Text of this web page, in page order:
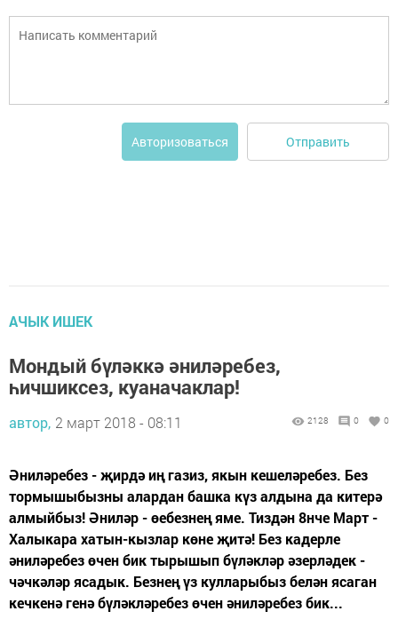
Авторизоваться Отправить
АЧЫК ИШЕК
Мондый бүләккә әниләребез,
һичшиксез, куаначаклар!
автор, 2 март 2018 - 08:11 2128 0 0
Әниләребез - җирдә иң газиз, якын кешеләребез. Без
тормышыбызны алардан башка күз алдына да китерә
алмыйбыз! Әниләр - өебезнең яме. Тиздән 8нче Март -
Халыкара хатын-кызлар көне җитә! Без кадерле
әниләребез өчен бик тырышып бүләкләр әзерләдек -
чәчкәләр ясадык. Безнең үз кулларыбыз белән ясаган
кечкенә генә бүләкләребез өчен әниләребез бик...